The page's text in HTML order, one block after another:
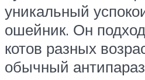
уникальный
ошейник. Он
котов разных
обычный